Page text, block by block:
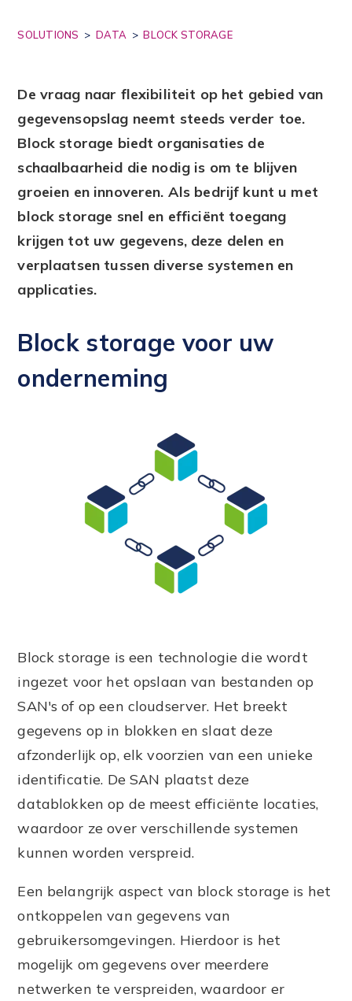
SOLUTIONS >DATA >BLOCK STORAGE
De vraag naar flexibiliteit op het gebied van
gegevensopslag neemt steeds verder toe.
Block storage biedt organisaties de
schaalbaarheid die nodig is om te blijven
groeien en innoveren. Als bedrijf kunt u met
block storage snel en efficiënt toegang
krijgen tot uw gegevens, deze delen en
verplaatsen tussen diverse systemen en
applicaties.
Block storage voor uw
onderneming
Block storage is een technologie die wordt
ingezet voor het opslaan van bestanden op
SAN's of op een cloudserver. Het breekt
gegevens op in blokken en slaat deze
afzonderlijk op, elk voorzien van een unieke
identificatie. De SAN plaatst deze
datablokken op de meest efficiënte locaties,
waardoor ze over verschillende systemen
kunnen worden verspreid.
Een belangrijk aspect van block storage is het
ontkoppelen van gegevens van
gebruikersomgevingen. Hierdoor is het
mogelijk om gegevens over meerdere
netwerken te verspreiden, waardoor er